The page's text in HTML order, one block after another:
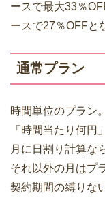
ースで最大33％
ースで27％OFFと
通常プラン
時間単位のプラン。
「時間当たり何
月に日割り計算な
それ以外の月はプ
契約期間の縛りな